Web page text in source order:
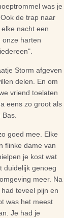
was je
de trap naar
nacht een
onze harten
Storm afgeven
delen. En om
vriend toelaten
eens zo groot als
goed mee. Elke
flinke dame van
je kost wat
duidelijk genoeg
meer. Na
teveel pijn en
was het meest
Je had je